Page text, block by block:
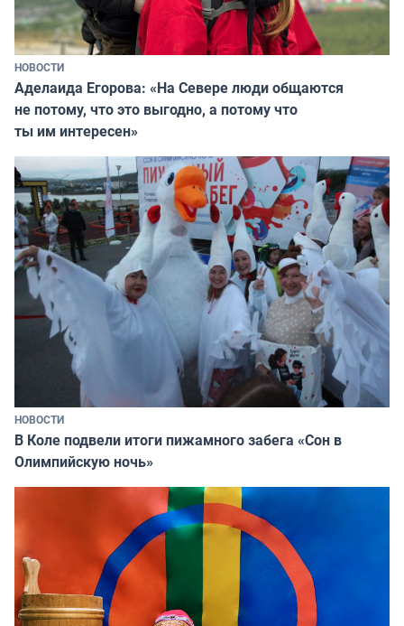
НОВОСТИ
Аделаида Егорова: «На Севере люди общаются
не потому, что это выгодно, а потому что
ты им интересен»
НОВОСТИ
В Коле подвели итоги пижамного забега «Сон в
Олимпийскую ночь»